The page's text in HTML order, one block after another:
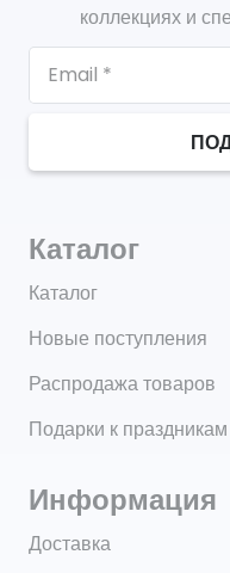
коллекциях и
Каталог
Каталог
Новые поступления
Распродажа товаров
Подарки к праздникам
Информация
Доставка